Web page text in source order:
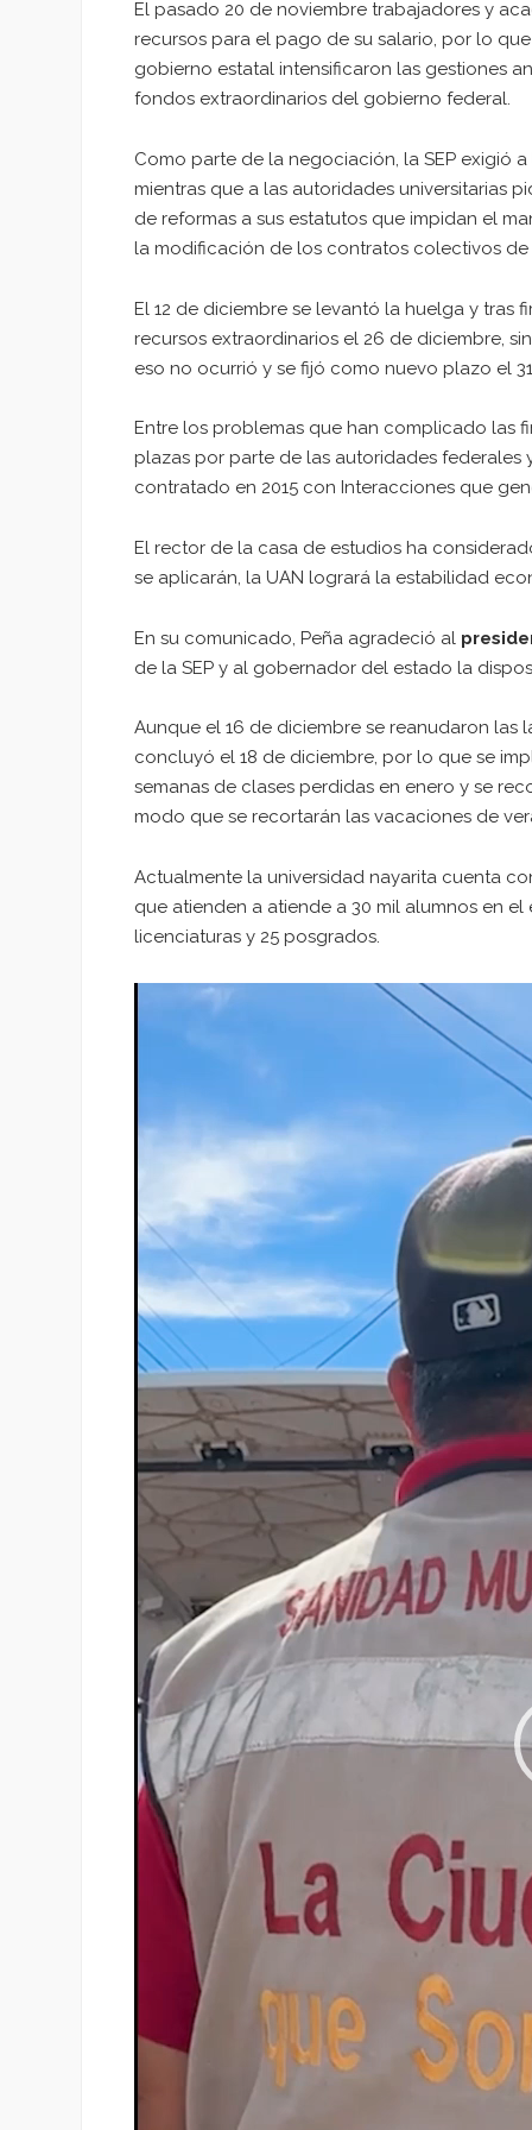
El pasado 20 de noviembre trabajadores y
recursos para el pago de su salario, por lo
gobierno estatal intensificaron las gestiones
fondos extraordinarios del gobierno federal.
Como parte de la negociación, la SEP exigió
mientras que a las autoridades universitarias
de reformas a sus estatutos que impidan el
la modificación de los contratos colectivos de
El 12 de diciembre se levantó la huelga y tras
recursos extraordinarios el 26 de diciembre,
eso no ocurrió y se fijó como nuevo plazo el
Entre los problemas que han complicado las
plazas por parte de las autoridades
contratado en 2015 con Interacciones que
El rector de la casa de estudios ha
se aplicarán, la UAN logrará la estabilidad
En su comunicado, Peña agradeció al
de la SEP y al gobernador del estado la
Aunque el 16 de diciembre se reanudaron las
concluyó el 18 de diciembre, por lo que se
semanas de clases perdidas en enero y se
modo que se recortarán las vacaciones de
Actualmente la universidad nayarita cuenta
que atienden a atiende a 30 mil alumnos en
licenciaturas y 25 posgrados.
Reproductor